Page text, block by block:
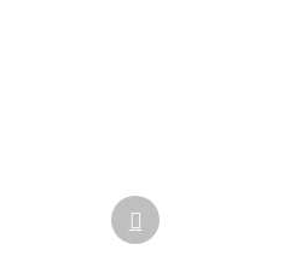
Ďalší
produkt